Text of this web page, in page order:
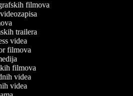
filmova
trailera
videa
filmova
filmova
videa
videa